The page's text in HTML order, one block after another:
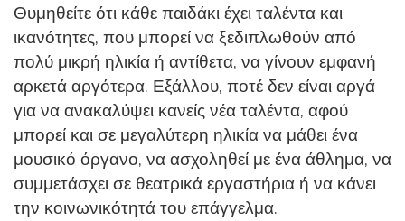
Θυμηθείτε ότι κάθε παιδάκι έχει ταλέντα και
ικανότητες, που μπορεί να ξεδιπλωθούν από
πολύ μικρή ηλικία ή αντίθετα, να γίνουν εμφανή
αρκετά αργότερα. Εξάλλου, ποτέ δεν είναι αργά
για να ανακαλύψει κανείς νέα ταλέντα, αφού
μπορεί και σε μεγαλύτερη ηλικία να μάθει ένα
μουσικό όργανο, να ασχοληθεί με ένα άθλημα, να
συμμετάσχει σε θεατρικά εργαστήρια ή να κάνει
την κοινωνικότητά του επάγγελμα.